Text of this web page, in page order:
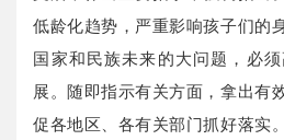
低龄化趋势，严重影响孩子们的
国家和民族未来的大问题，必
展。随即指示有关方面，拿出有
促各地区、各有关部门抓好落实